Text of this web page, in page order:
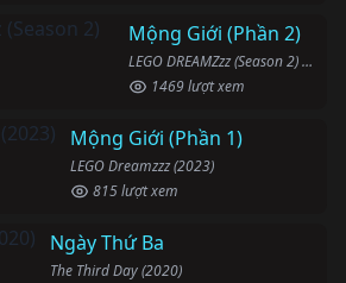
Mộng Giới (Phần 2)
LEGO DREAMZzz (Season 2) (2024)
1469 lượt xem
Mộng Giới (Phần 1)
LEGO Dreamzzz (2023)
815 lượt xem
Ngày Thứ Ba
The Third Day (2020)